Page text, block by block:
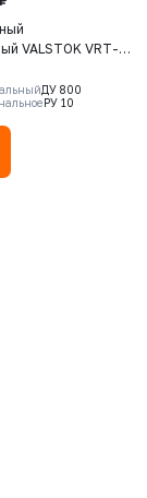
VALSTOK VRT-
CW-M,
- CF8M,
- Metal,
ДУ 800
РУ 10